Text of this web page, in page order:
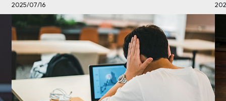
2025/07/16